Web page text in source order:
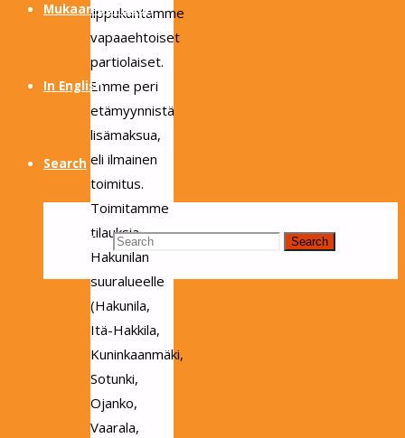
Mukaan partioon
In English
Search
Search for: Search
lippukuntamme
vapaaehtoiset
partiolaiset.
Emme peri
etämyynnistä
lisämaksua,
eli ilmainen
toimitus.
Toimitamme
tilauksia
Hakunilan
suuralueelle
(Hakunila,
Itä-Hakkila,
Kuninkaanmäki,
Sotunki,
Ojanko,
Vaarala,